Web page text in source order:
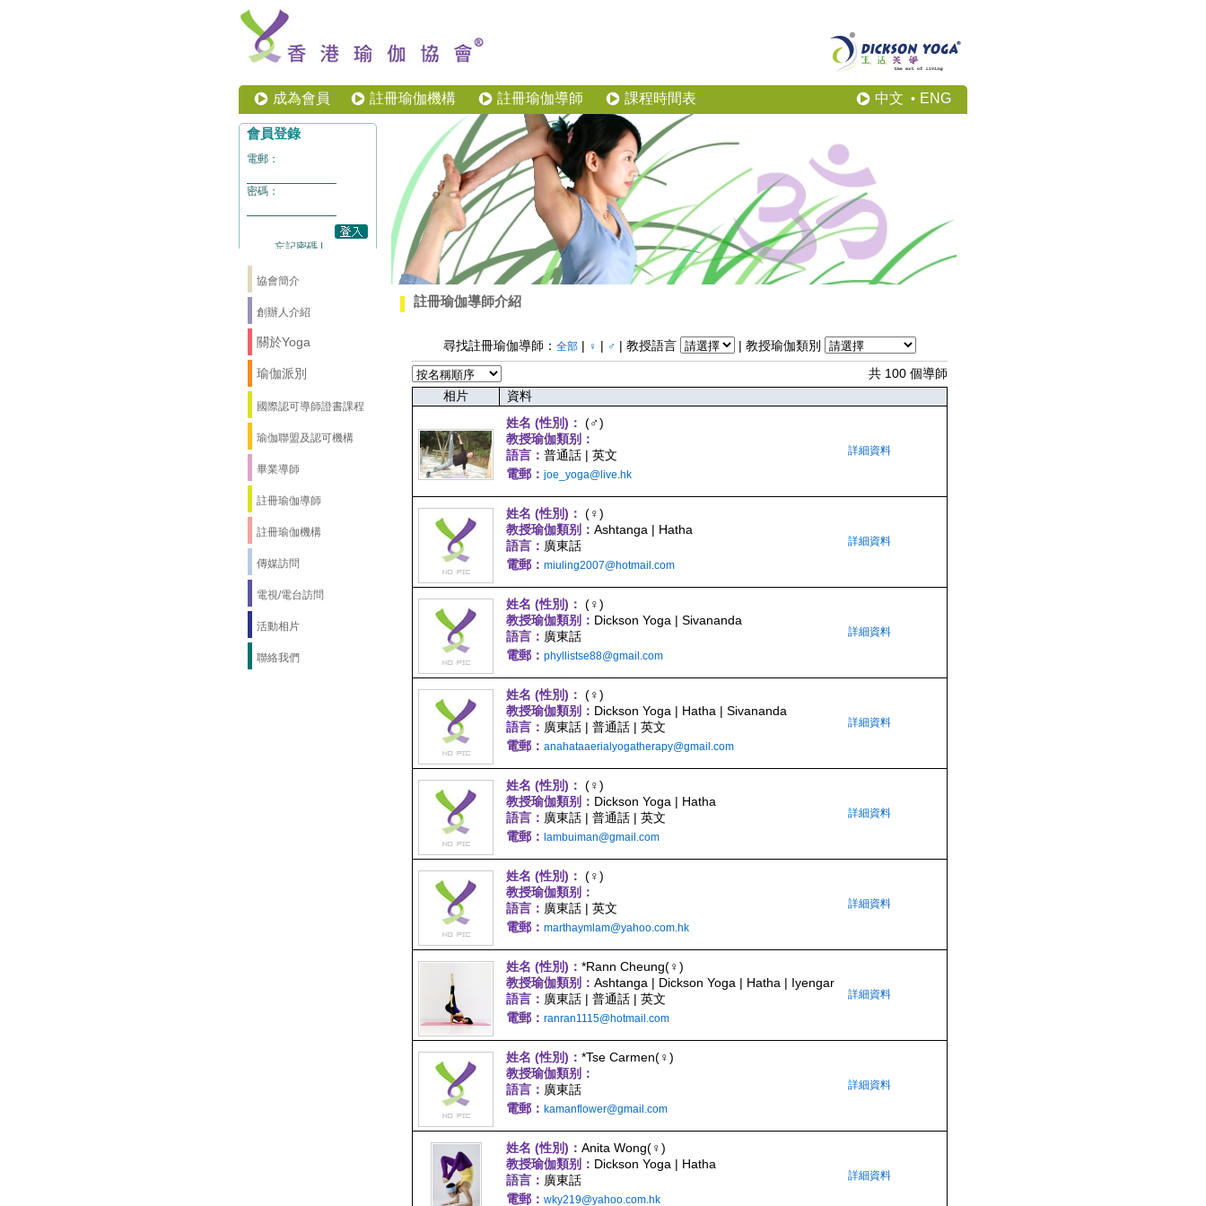
成為會員 註冊瑜伽機構 註冊瑜伽導師 課程時間表 中文 • ENG
協會簡介
創辦人介紹
關於Yoga
瑜伽派別
國際認可導師證書課程
瑜伽聯盟及認可機構
畢業導師
註冊瑜伽導師
註冊瑜伽機構
傳媒訪問
電視/電台訪問
活動相片
聯絡我們
註冊瑜伽導師介紹
尋找註冊瑜伽導師： 全部 | ♀ | ♂ | 教授語言
| 教授瑜伽類別
共 100 個導師
相片
資料
姓名 (性別)： (♂)
教授瑜伽類别：
語言： 普通話 | 英文
電郵： joe_yoga@live.hk
詳細資料
姓名 (性別)： (♀)
教授瑜伽類别： Ashtanga | Hatha
語言： 廣東話
電郵： miuling2007@hotmail.com
詳細資料
姓名 (性別)： (♀)
教授瑜伽類别： Dickson Yoga | Sivananda
語言： 廣東話
電郵： phyllistse88@gmail.com
詳細資料
姓名 (性別)： (♀)
教授瑜伽類别： Dickson Yoga | Hatha | Sivananda
語言： 廣東話 | 普通話 | 英文
電郵： anahataaerialyogatherapy@gmail.com
詳細資料
姓名 (性別)： (♀)
教授瑜伽類别： Dickson Yoga | Hatha
語言： 廣東話 | 普通話 | 英文
電郵： lambuiman@gmail.com
詳細資料
姓名 (性別)： (♀)
教授瑜伽類别：
語言： 廣東話 | 英文
電郵： marthaymlam@yahoo.com.hk
詳細資料
姓名 (性別)： *Rann Cheung(♀)
教授瑜伽類别： Ashtanga | Dickson Yoga | Hatha | Iyengar
語言： 廣東話 | 普通話 | 英文
電郵： ranran1115@hotmail.com
詳細資料
姓名 (性別)： *Tse Carmen(♀)
教授瑜伽類别：
語言： 廣東話
電郵： kamanflower@gmail.com
詳細資料
姓名 (性別)： Anita Wong(♀)
教授瑜伽類别： Dickson Yoga | Hatha
語言： 廣東話
電郵： wky219@yahoo.com.hk
詳細資料